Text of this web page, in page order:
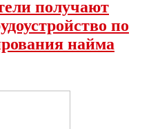
получают
по
найма